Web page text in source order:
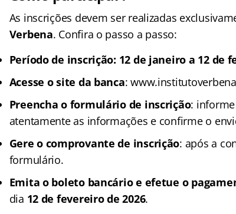
As inscrições devem ser realizadas
Verbena. Confira o passo a passo:
Período de inscrição: 12 de janeiro a 12 de
Acesse o site da banca:
Preencha o formulário de inscrição:
atentamente as informações e confirme o
Gere o comprovante de inscrição: após a
formulário.
Emita o boleto bancário e efetue o
dia 12 de fevereiro de 2026.